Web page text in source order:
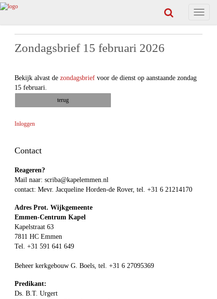
Toggle
Zondagsbrief 15 februari 2026
Bekijk alvast de zondagsbrief voor de dienst op aanstaande zondag
15 februari.
terug
Inloggen
Contact
Reageren?
Mail naar: scriba@kapelemmen.nl
contact: Mevr. Jacqueline Horden-de Rover, tel. +31 6 21214170
Adres Prot. Wijkgemeente
Emmen-Centrum Kapel
Kapelstraat 63
7811 HC Emmen
Tel. +31 591 641 649
Beheer kerkgebouw G. Boels, tel. +31 6 27095369
Predikant:
Ds. B.T. Urgert